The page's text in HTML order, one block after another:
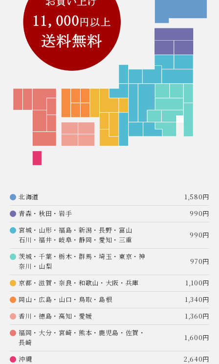
北海道
1,580円
青森・秋田・岩手
990円
宮城・山形・福島・新潟・長野・富山
石川・福井・岐阜・静岡・愛知・三重
990円
茨城・千葉・栃木・群馬・埼玉・東京・神
奈川・山梨
970円
京都・滋賀・奈良・和歌山・大阪・兵庫
1,100円
岡山・広島・山口・鳥取・島根
1,340円
香川・徳島・高知・愛媛
1,360円
福岡・大分・宮崎・熊本・鹿児島・佐賀・
長崎
1,600円
沖縄 2,640円